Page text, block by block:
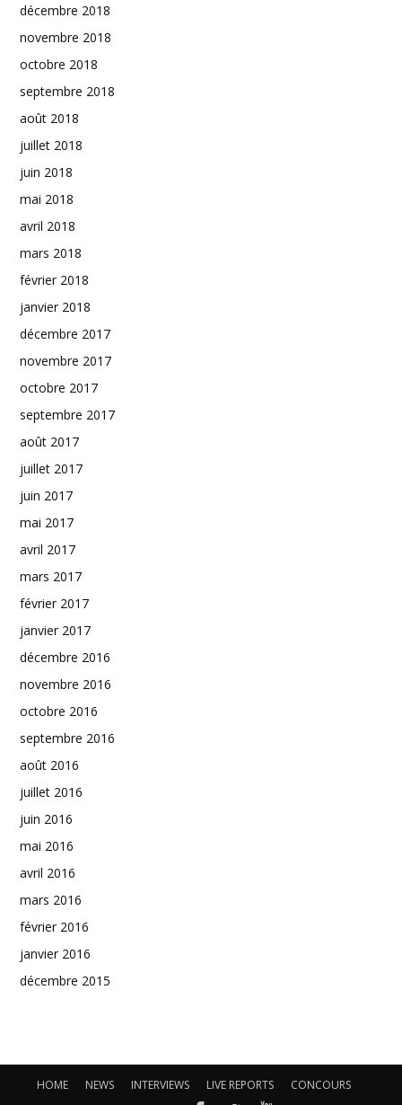
décembre 2018
novembre 2018
octobre 2018
septembre 2018
août 2018
juillet 2018
juin 2018
mai 2018
avril 2018
mars 2018
février 2018
janvier 2018
décembre 2017
novembre 2017
octobre 2017
septembre 2017
août 2017
juillet 2017
juin 2017
mai 2017
avril 2017
mars 2017
février 2017
janvier 2017
décembre 2016
novembre 2016
octobre 2016
septembre 2016
août 2016
juillet 2016
juin 2016
mai 2016
avril 2016
mars 2016
février 2016
janvier 2016
décembre 2015
HOME NEWS INTERVIEWS LIVE REPORTS CONCOURS